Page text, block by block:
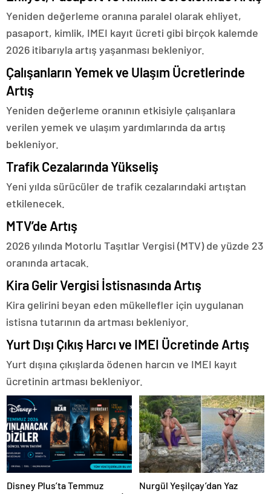
Yeniden değerleme oranına paralel olarak ehliyet,
pasaport, kimlik, IMEI kayıt ücreti gibi birçok kalemde
2026 itibarıyla artış yaşanması bekleniyor.
Çalışanların Yemek ve Ulaşım Ücretlerinde
Artış
Yeniden değerleme oranının etkisiyle çalışanlara
verilen yemek ve ulaşım yardımlarında da artış
bekleniyor.
Trafik Cezalarında Yükseliş
Yeni yılda sürücüler de trafik cezalarındaki artıştan
etkilenecek.
MTV’de Artış
2026 yılında Motorlu Taşıtlar Vergisi (MTV) de yüzde 23
oranında artacak.
Kira Gelir Vergisi İstisnasında Artış
Kira gelirini beyan eden mükellefler için uygulanan
istisna tutarının da artması bekleniyor.
Yurt Dışı Çıkış Harcı ve IMEI Ücretinde Artış
Yurt dışına çıkışlarda ödenen harcın ve IMEI kayıt
ücretinin artması bekleniyor.
Disney Plus’ta Temmuz
Nurgül Yeşilçay’dan Yaz